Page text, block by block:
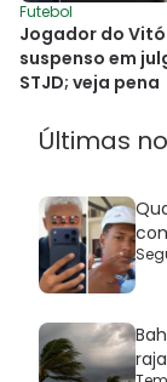
Futebol
Jogador do
suspenso em
STJD; veja pena
Últimas